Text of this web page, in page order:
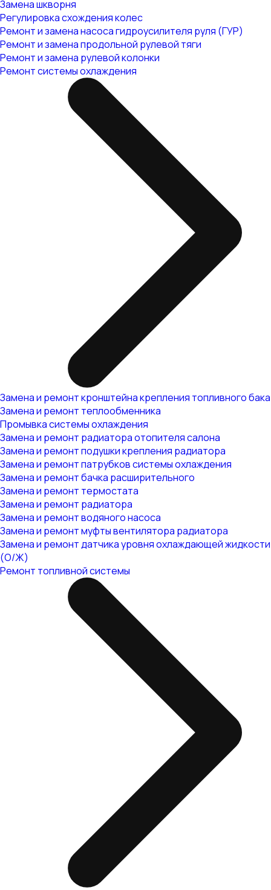
Замена шкворня
Регулировка схождения колес
Ремонт и замена насоса гидроусилителя руля (ГУР)
Ремонт и замена продольной рулевой тяги
Ремонт и замена рулевой колонки
Ремонт системы охлаждения
Замена и ремонт кронштейна крепления топливного бака
Замена и ремонт теплообменника
Промывка системы охлаждения
Замена и ремонт радиатора отопителя салона
Замена и ремонт подушки крепления радиатора
Замена и ремонт патрубков системы охлаждения
Замена и ремонт бачка расширительного
Замена и ремонт термостата
Замена и ремонт радиатора
Замена и ремонт водяного насоса
Замена и ремонт муфты вентилятора радиатора
Замена и ремонт датчика уровня охлаждающей жидкости
(О/Ж)
Ремонт топливной системы